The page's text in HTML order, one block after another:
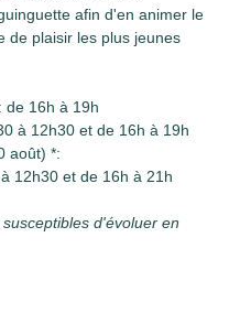
afin d'en animer le
de plaisir les plus jeunes
de 16h à 19h
à 12h30 et de 16h à 19h
août) *:
12h30 et de 16h à 21h
d'évoluer en